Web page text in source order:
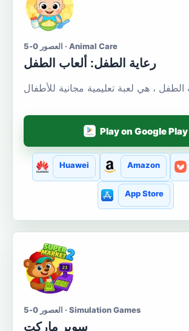
العصور 0-5 · Animal Care
رعاية الطفل: ألعاب الطفل
الطفل ، هي لعبة تعليمية مجانية للأطفال
Play on Google Play
Huawei Amazon
App Store
العصور 0-5 · Simulation Games
سوبر ماركت